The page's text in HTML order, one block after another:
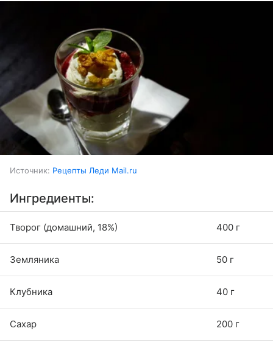
Источник: Рецепты Леди Mail.ru
Ингредиенты:
Творог (домашний, 18%) 400 г
Земляника 50 г
Клубника 40 г
Сахар 200 г